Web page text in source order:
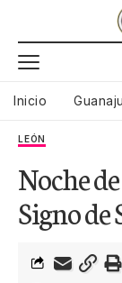
Inicio
LEÓN
Noche
Signo de